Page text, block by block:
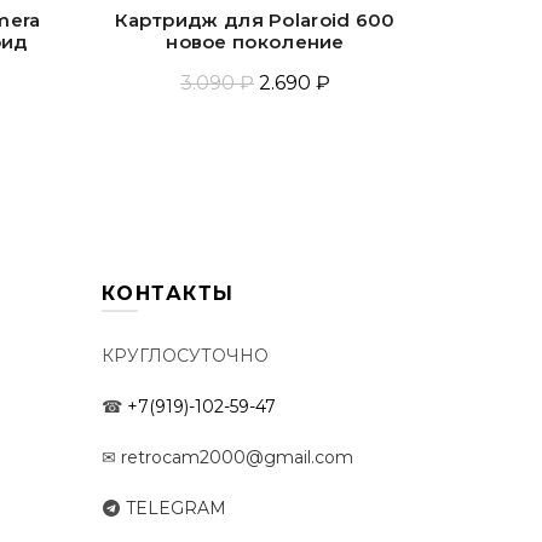
Картридж для Polaroid 600
новое поколение
3.090 ₽ 2.690 ₽
КОНТАКТЫ
КРУГЛОСУТОЧНО
☎ +7(919)-102-59-47
✉ retrocam2000@gmail.com
TELEGRAM